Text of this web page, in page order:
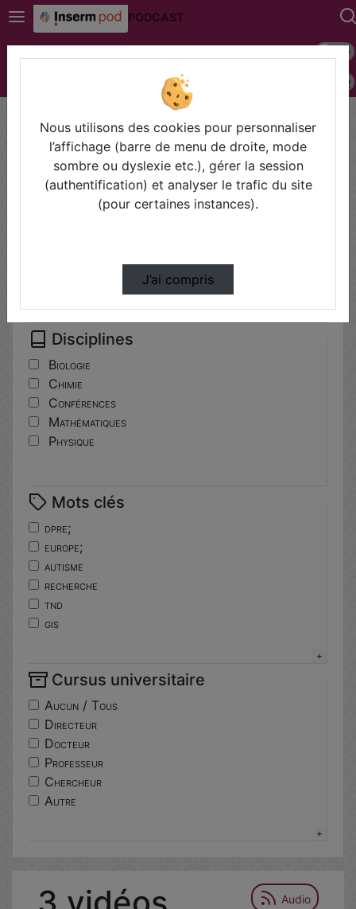
PODCAST
Mode
Police
Audio
Filtres
Types
Autre
Disciplines
Biologie
Chimie
Conférences
Mathématiques
Physique
Mots clés
dpre;
europe;
autisme
recherche
tnd
gis
neuro-developpement
translationnelle
centres
lorier
excellence
ethique
responsable
environnementale
Cursus universitaire
Aucun / Tous
Directeur
Docteur
Professeur
Chercheur
Autre
Nous utilisons des cookies pour personnaliser
l’affichage (barre de menu de droite, mode
sombre ou dyslexie etc.), gérer la session
(authentification) et analyser le trafic du site
(pour certaines instances).
J’ai compris